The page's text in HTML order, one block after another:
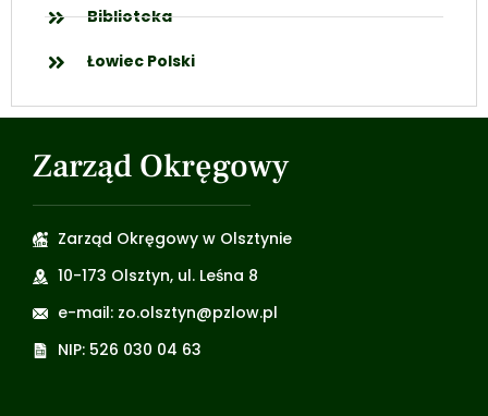
Biblioteka
Łowiec Polski
Zarząd Okręgowy
Zarząd Okręgowy w Olsztynie
10-173 Olsztyn, ul. Leśna 8
e-mail: zo.olsztyn@pzlow.pl
NIP: 526 030 04 63